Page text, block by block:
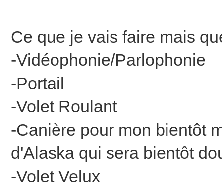
Ce que je vais faire mais
-Vidéophonie/Parlophonie
-Portail
-Volet Roulant
-Canière pour mon bientôt
d'Alaska qui sera bientôt
-Volet Velux